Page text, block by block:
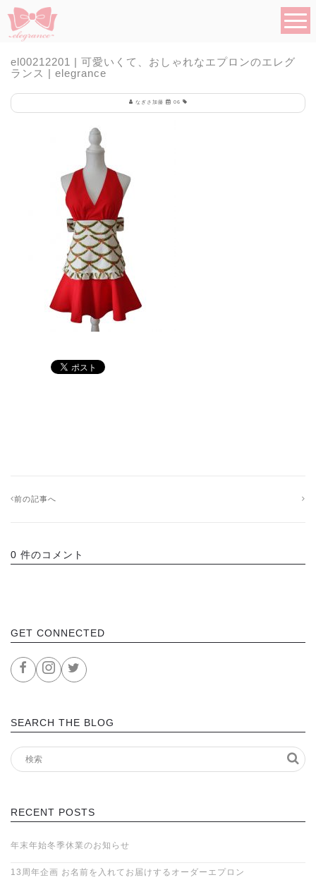
el00212201 | 可愛いくて、おしゃれなエプロンのエレグ
ランス | elegrance
なぎさ加藤 06
前の記事へ
0 件のコメント
GET CONNECTED
SEARCH THE BLOG
RECENT POSTS
年末年始冬季休業のお知らせ
13周年企画 お名前を入れてお届けするオーダーエプロン